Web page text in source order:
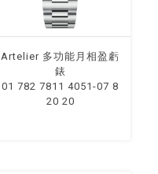
Artelier 多功能月相盈虧
錶
01 782 7811 4051-07 8
20 20